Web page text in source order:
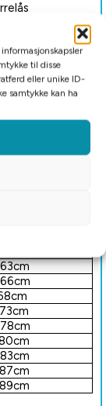
til disse
eller unike ID-
samtykke kan ha